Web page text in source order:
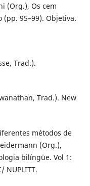
(Org.), Os cem
95–99). Objetiva.
Trad.).
Trad.). New
métodos de
(Org.),
bilíngüe. Vol 1:
NUPLITT.